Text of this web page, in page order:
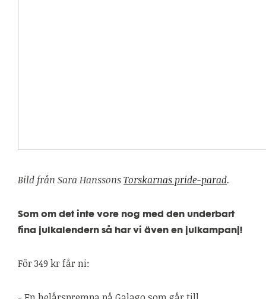
Bild från Sara HanssonsTorskarnas pride-parad.
Som om det inte vore nog med den underbart
fina julkalendern så har vi även en julkampanj!
För 349 kr får ni: